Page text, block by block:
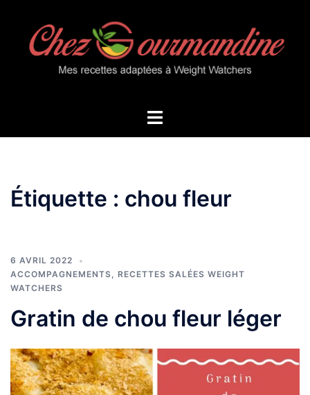
contenu
Ouvrir/fermer
Étiquette : chou fleur
6 AVRIL 2022
ACCOMPAGNEMENTS, RECETTES SALÉES WEIGHT
WATCHERS
Gratin de chou fleur léger